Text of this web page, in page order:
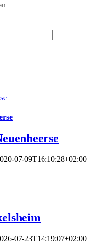
07-09T16:10:28+02:00
07-23T14:19:07+02:00